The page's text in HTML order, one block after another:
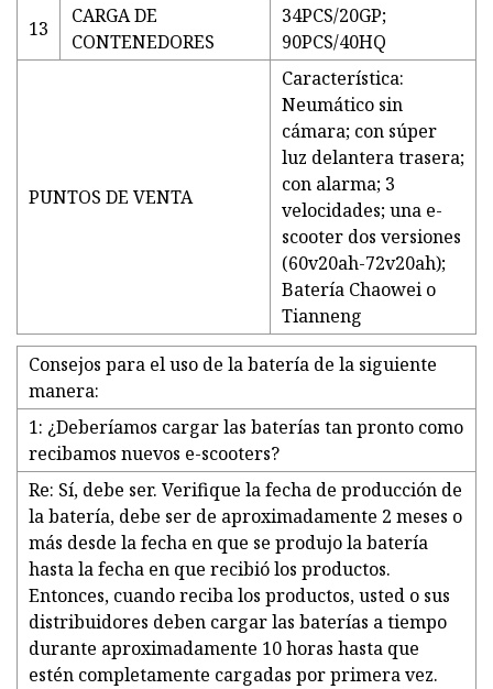
13
CARGA DE
CONTENEDORES
34PCS/20GP;
90PCS/40HQ
PUNTOS DE VENTA
Característica:
Neumático sin
cámara; con súper
luz delantera trasera;
con alarma; 3
velocidades; una e-
scooter dos versiones
(60v20ah-72v20ah);
Batería Chaowei o
Tianneng
Consejos para el uso de la batería de la siguiente
manera:
1: ¿Deberíamos cargar las baterías tan pronto como
recibamos nuevos e-scooters?
Re: Sí, debe ser. Verifique la fecha de producción de
la batería, debe ser de aproximadamente 2 meses o
más desde la fecha en que se produjo la batería
hasta la fecha en que recibió los productos.
Entonces, cuando reciba los productos, usted o sus
distribuidores deben cargar las baterías a tiempo
durante aproximadamente 10 horas hasta que
estén completamente cargadas por primera vez.